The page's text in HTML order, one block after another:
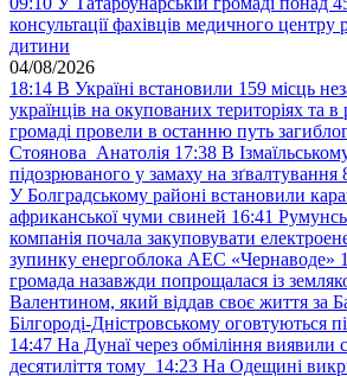
консультації фахівців медичного центру
дитини
04/08/2026
18:14 В Україні встановили 159 місць
українців на окупованих територіях та в
громаді провели в останню путь
Стоянова Анатолія 17:38 В
підозрюваного у замаху на зґвалтування
У Болградському районі встановили
африканської чуми свиней 16:41
компанія почала закуповувати
зупинку енергоблока АЕС «Чернаводе»
громада назавжди попрощалася із
Валентином, який віддав своє життя за
Білгороді-Дністровському оговтуються
14:47 На Дунаї через обміління виявили
десятиліття тому 14:23 На Одещині